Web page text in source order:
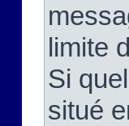
limite
Si
situé